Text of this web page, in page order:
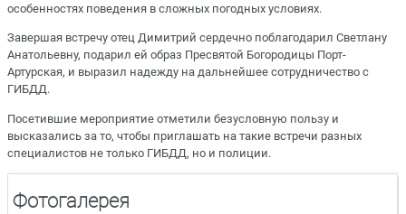
особенностях поведения в сложных погодных условиях.
Завершая встречу отец Димитрий сердечно поблагодарил Светлану
Анатольевну, подарил ей образ Пресвятой Богородицы Порт-
Артурская, и выразил надежду на дальнейшее сотрудничество с
ГИБДД.
Посетившие мероприятие отметили безусловную пользу и
высказались за то, чтобы приглашать на такие встречи разных
специалистов не только ГИБДД, но и полиции.
Фотогалерея